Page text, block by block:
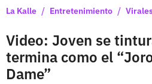
La Kalle / Entretenimiento /
Video: Joven se
termina como el
Dame”